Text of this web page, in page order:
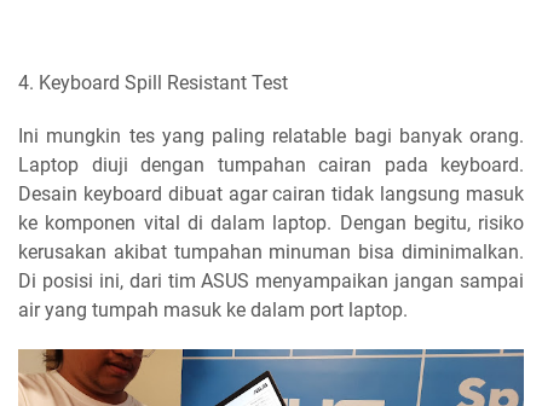
4. Keyboard Spill Resistant Test
Ini mungkin tes yang paling relatable bagi banyak orang.
Laptop diuji dengan tumpahan cairan pada keyboard.
Desain keyboard dibuat agar cairan tidak langsung masuk
ke komponen vital di dalam laptop. Dengan begitu, risiko
kerusakan akibat tumpahan minuman bisa diminimalkan.
Di posisi ini, dari tim ASUS menyampaikan jangan sampai
air yang tumpah masuk ke dalam port laptop.